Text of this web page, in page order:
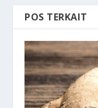
POS TERKAIT